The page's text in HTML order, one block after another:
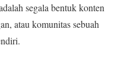
segala bentuk konten
atau komunitas sebuah